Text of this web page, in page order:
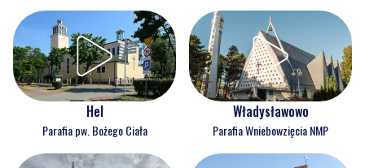
Hel
Parafia pw. Bożego Ciała
Władysławowo
Parafia Wniebowzięcia NMP